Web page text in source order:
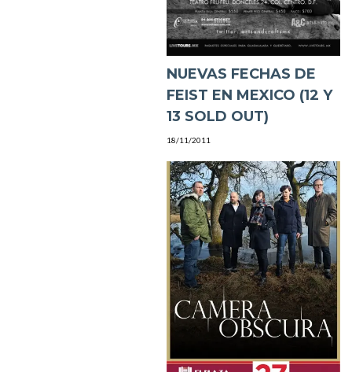
NUEVAS FECHAS DE
FEIST EN MEXICO (12 Y
13 SOLD OUT)
18/11/2011